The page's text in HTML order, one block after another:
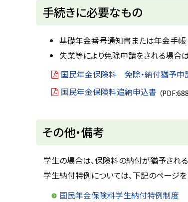
ト
ッ
プ
に
手続きに必要なもの
基礎年金番号通知書または年金手帳
失業等により免除申請をされる場合
国民年金保険料 免除・納付猶予申
国民年金保険料追納申込書 （
ト
ッ
プ
に
その他・備考
学生の場合は、保険料の納付が猶予される
学生納付特例については、下記のページを
国民年金保険料学生納付特例制度